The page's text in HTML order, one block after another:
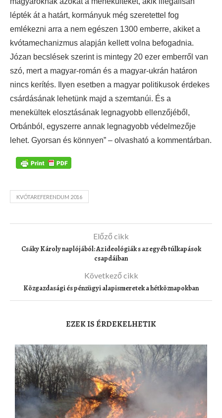
lépték át a határt, kormányuk még szeretettel fog
emlékezni arra a nem egészen 1300 emberre, akiket a
kvótamechanizmus alapján kellett volna befogadnia.
Józan becslések szerint is mintegy 20 ezer emberről van
szó, mert a magyar-román és a magyar-ukrán határon
nincs kerítés. Ilyen esetben a magyar politikusok érdekes
csárdásának lehetünk majd a szemtanúi. És a
menekültek elosztásának legnagyobb ellenzőjéből,
Orbánból, egyszerre annak legnagyobb védelmezője
lehet. Gyorsan és könnyen” – olvasható a kommentárban.
KVÓTAREFERENDUM 2016
Előző cikk
Csáky Károly naplójából: Az ideológiák s az egyéb túlkapások
csapdáiban
Következő cikk
Közgazdasági és pénzügyi alapismeretek a hétköznapokban
EZEK IS ÉRDEKELHETIK